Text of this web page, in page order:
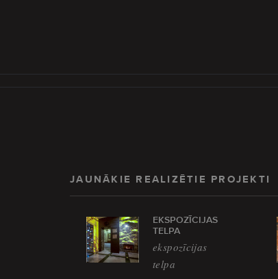
JAUNĀKIE REALIZĒTIE PROJEKTI
EKSPOZĪCIJAS
TELPA
ekspozīcijas
telpa